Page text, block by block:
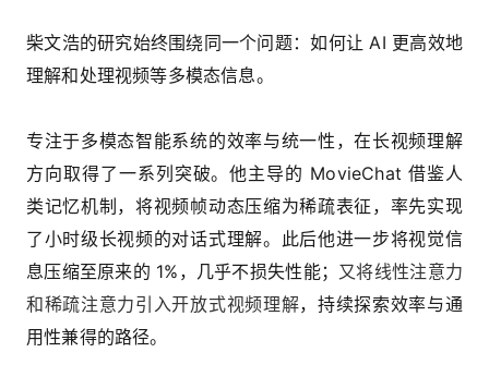
柴文浩的研究始终围绕同一个问题：如何让 AI 更高效地
理解和处理视频等多模态信息。
专注于多模态智能系统的效率与统一性，在长视频理解
方向取得了一系列突破。他主导的 MovieChat 借鉴人
类记忆机制，将视频帧动态压缩为稀疏表征，率先实现
了小时级长视频的对话式理解。此后他进一步将视觉信
息压缩至原来的 1%，几乎不损失性能； 又将线性注意力
和稀疏注意力引入开放式视频理解，持续探索效率与通
用性兼得的路径。